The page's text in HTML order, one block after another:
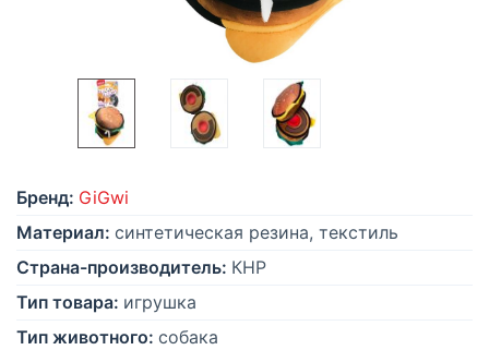
Бренд: GiGwi
Материал: синтетическая резина, текстиль
Страна-производитель: КНР
Тип товара: игрушка
Тип животного: собака